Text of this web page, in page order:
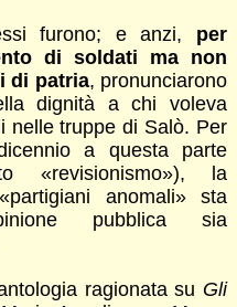
furono; e anzi, per
di soldati ma non
di patria, pronunciarono
dignità a chi voleva
nelle truppe di Salò. Per
a questa parte
«revisionismo»), la
anomali» sta
pubblica sia
ragionata su Gli